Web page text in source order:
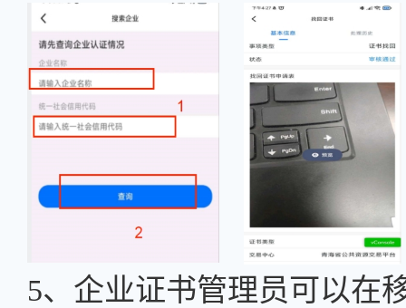
5、企业证书管理员可以在